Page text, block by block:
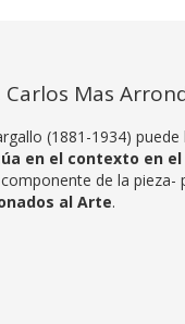
Mas
(1881-1934) puede
en el contexto en el
de la pieza-
al Arte.